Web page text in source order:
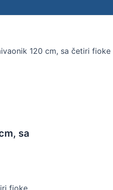
120 cm, sa četiri fioke
sa